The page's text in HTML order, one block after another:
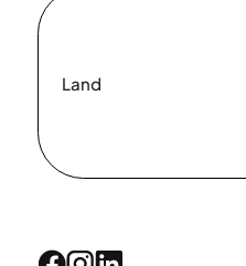
Land